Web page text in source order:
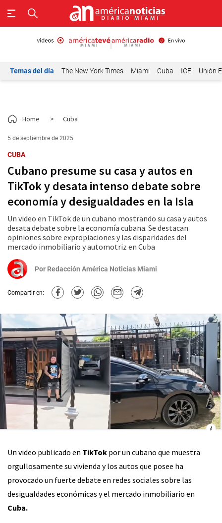
Temas del día The New York Times Miami Cuba ICE Unión
Home > Cuba
5 de septiembre de 2025
CUBA
Cubano presume su casa y autos en
TikTok y desata intenso debate sobre
economía y desigualdades en la Isla
Un video en TikTok de un cubano mostrando su casa y autos
desata debate sobre la economía cubana. Se destacan
opiniones sobre expropiaciones y las disparidades del
mercado inmobiliario y automotriz en Cuba
Por Redacción América Noticias Miami
Compartir en:
Un video publicado en TikTok por un cubano que muestra
orgullosamente su vivienda y los autos que posee ha
provocado un fuerte debate en redes sociales sobre las
desigualdades económicas y el mercado inmobiliario en
Cuba.